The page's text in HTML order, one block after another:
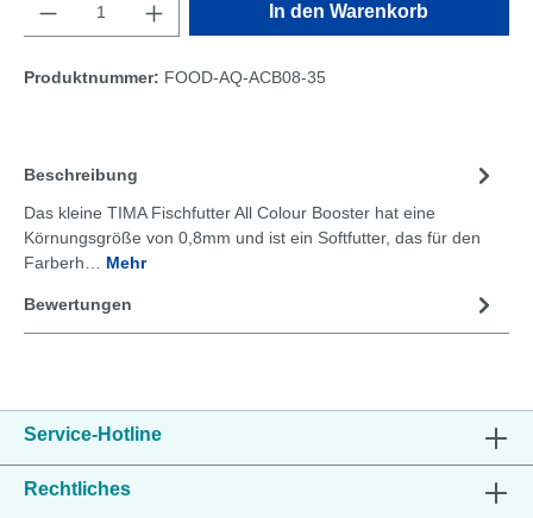
In den Warenkorb
Produktnummer: FOOD-AQ-ACB08-35
Beschreibung
Das kleine TIMA Fischfutter All Colour Booster hat eine
Körnungsgröße von 0,8mm und ist ein Softfutter, das für den
Farberh… Mehr
Bewertungen
Service-Hotline
Rechtliches